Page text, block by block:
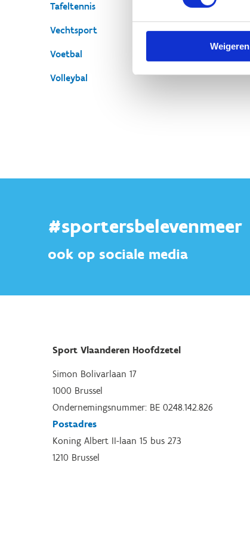
Weigeren
Tafeltennis
Vechtsport
Voetbal
Volleybal
#sportersbelevenmeer
ook op sociale media
Sport Vlaanderen Hoofdzetel
Simon Bolivarlaan 17
1000 Brussel
Ondernemingsnummer: BE 0248.142.826
Postadres
Koning Albert II-laan 15 bus 273
1210 Brussel